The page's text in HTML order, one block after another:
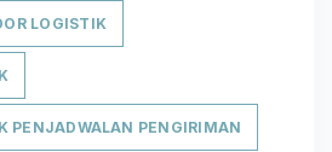
LOGISTIK
PENJADWALAN PENGIRIMAN